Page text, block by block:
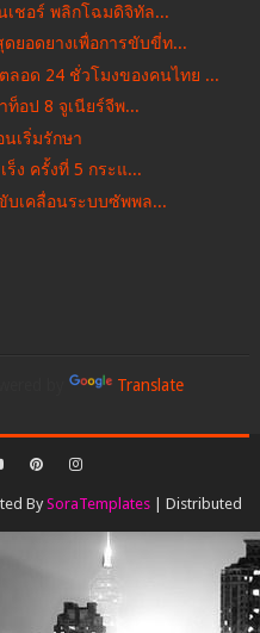
เชอร์ พลิกโฉมดิจิทัล...
ยอดยางเพื่อการขับขี่ท...
ลอด 24 ชั่วโมงของคนไทย ...
อป 8 จูเนียร์จีพ...
เริ่มรักษา
ร็ง ครั้งที่ 5 กระแ...
ขับเคลื่อนระบบซัพพล...
Translate
BySoraTemplates | Distributed